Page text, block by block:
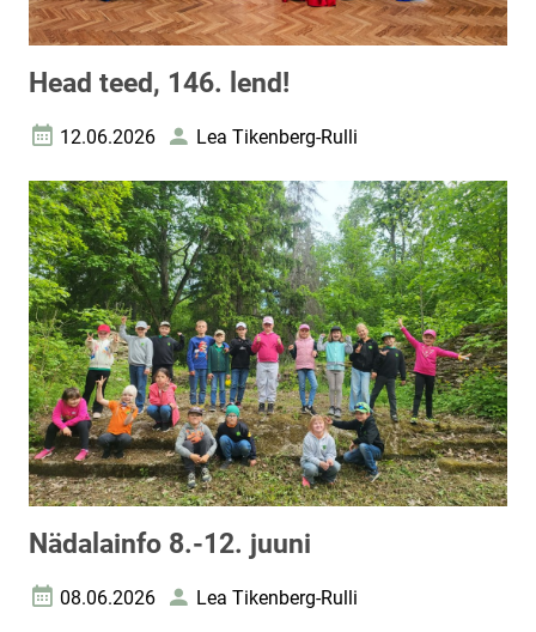
Head teed, 146. lend!
Loomise kuupäev
12.06.2026 AutorLea Tikenberg-Rulli
Nädalainfo 8.-12. juuni
Loomise kuupäev
08.06.2026 AutorLea Tikenberg-Rulli